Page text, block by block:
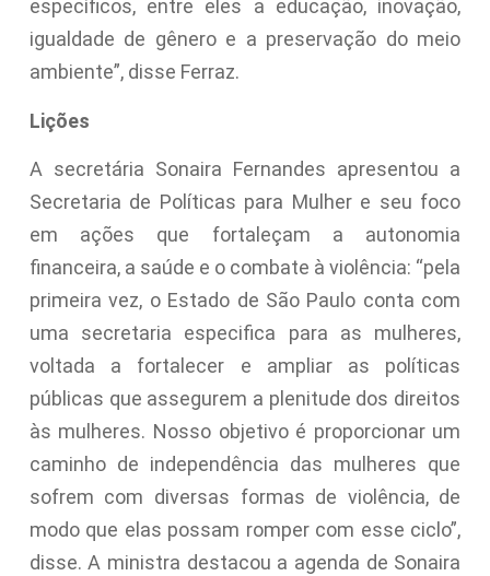
específicos, entre eles a educação, inovação,
igualdade de gênero e a preservação do meio
ambiente”, disse Ferraz.
Lições
A secretária Sonaira Fernandes apresentou a
Secretaria de Políticas para Mulher e seu foco
em ações que fortaleçam a autonomia
financeira, a saúde e o combate à violência: “pela
primeira vez, o Estado de São Paulo conta com
uma secretaria especifica para as mulheres,
voltada a fortalecer e ampliar as políticas
públicas que assegurem a plenitude dos direitos
às mulheres. Nosso objetivo é proporcionar um
caminho de independência das mulheres que
sofrem com diversas formas de violência, de
modo que elas possam romper com esse ciclo”,
disse. A ministra destacou a agenda de Sonaira